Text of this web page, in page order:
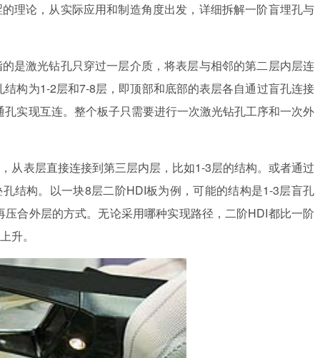
理论，从实际应用和制造角度出发，详细拆解一阶盲埋孔与
是激光钻孔只穿过一层介质，将表层与相邻的第二层内层连
构为1-2层和7-8层，即顶部和底部的表层各自通过盲孔连接
实现互连。整个板子只需要进行一次激光钻孔工序和一次外
从表层直接连接到第三层内层，比如1-3层的结构。或者通过
结构。以一块8层二阶HDI板为例，可能的结构是1-3层盲孔
合外层的方式。无论采用哪种实现路径，二阶HDI都比一阶
升。